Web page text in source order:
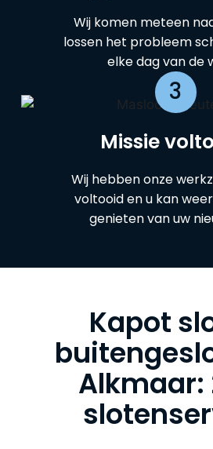
Wij komen meteen
lossen het probleem
elke dag van de
3
Missie
Wij hebben onze
voltooid en u kan
genieten van uw
Kapot
Alkmaar: